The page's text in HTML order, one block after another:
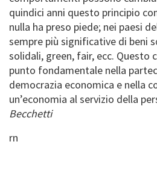
quindici anni questo principio
nulla ha preso piede; nei paesi
sempre più significative di beni
solidali, green, fair, ecc. Questo
punto fondamentale nella
democrazia economica e nella
un’economia al servizio della
Becchetti
rn